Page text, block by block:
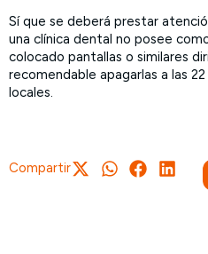
Sí que se deberá prestar
una clínica dental no posee
colocado pantallas o similares
recomendable apagarlas a las
locales.
Compartir